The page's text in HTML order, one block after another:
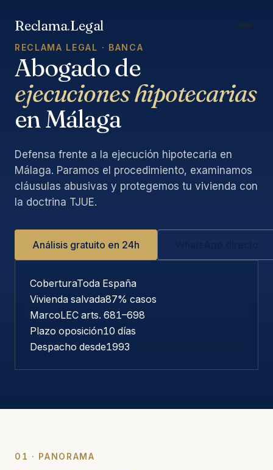
Reclama.Legal
RECLAMA LEGAL · BANCA
Abogado de
ejecuciones hipotecarias
en Málaga
Defensa frente a la ejecución hipotecaria en
Málaga. Paramos el procedimiento, examinamos
cláusulas abusivas y protegemos tu vivienda con
la doctrina TJUE.
Análisis gratuito en 24h
CoberturaToda España
Vivienda salvada87% casos
MarcoLEC arts. 681–698
Plazo oposición10 días
Despacho desde1993
01 · PANORAMA